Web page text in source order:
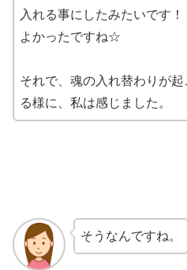
入れる事にしたみたいです！
よかったですね☆
それで、魂の入れ替わりが
る様に、私は感じました。
そうなんですね。